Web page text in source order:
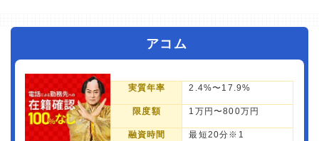
アコム
実質年率 2.4%〜17.9%
限度額 1万円〜800万円
融資時間 最短20分※1